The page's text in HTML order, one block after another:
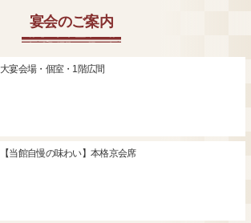
宴会のご案内
大宴会場・個室・1階広間
【当館自慢の味わい】本格京会席